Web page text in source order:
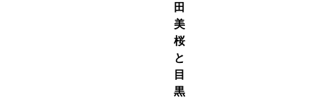
田
美
桜
と
目
黒